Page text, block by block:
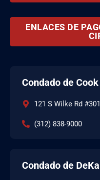
ENLACES DE
Condado de Cook
121 S Wilke Rd
(312) 838-9000
Condado de